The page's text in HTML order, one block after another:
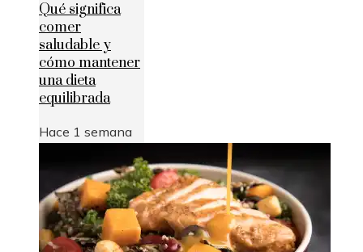
Qué significa
comer
saludable y
cómo mantener
una dieta
equilibrada
Hace 1 semana